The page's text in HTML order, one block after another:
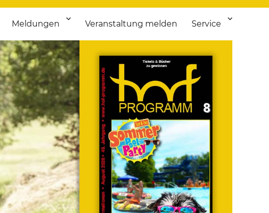
Theater bis Flohmarkt.
Meldungen Veranstaltung melden Service